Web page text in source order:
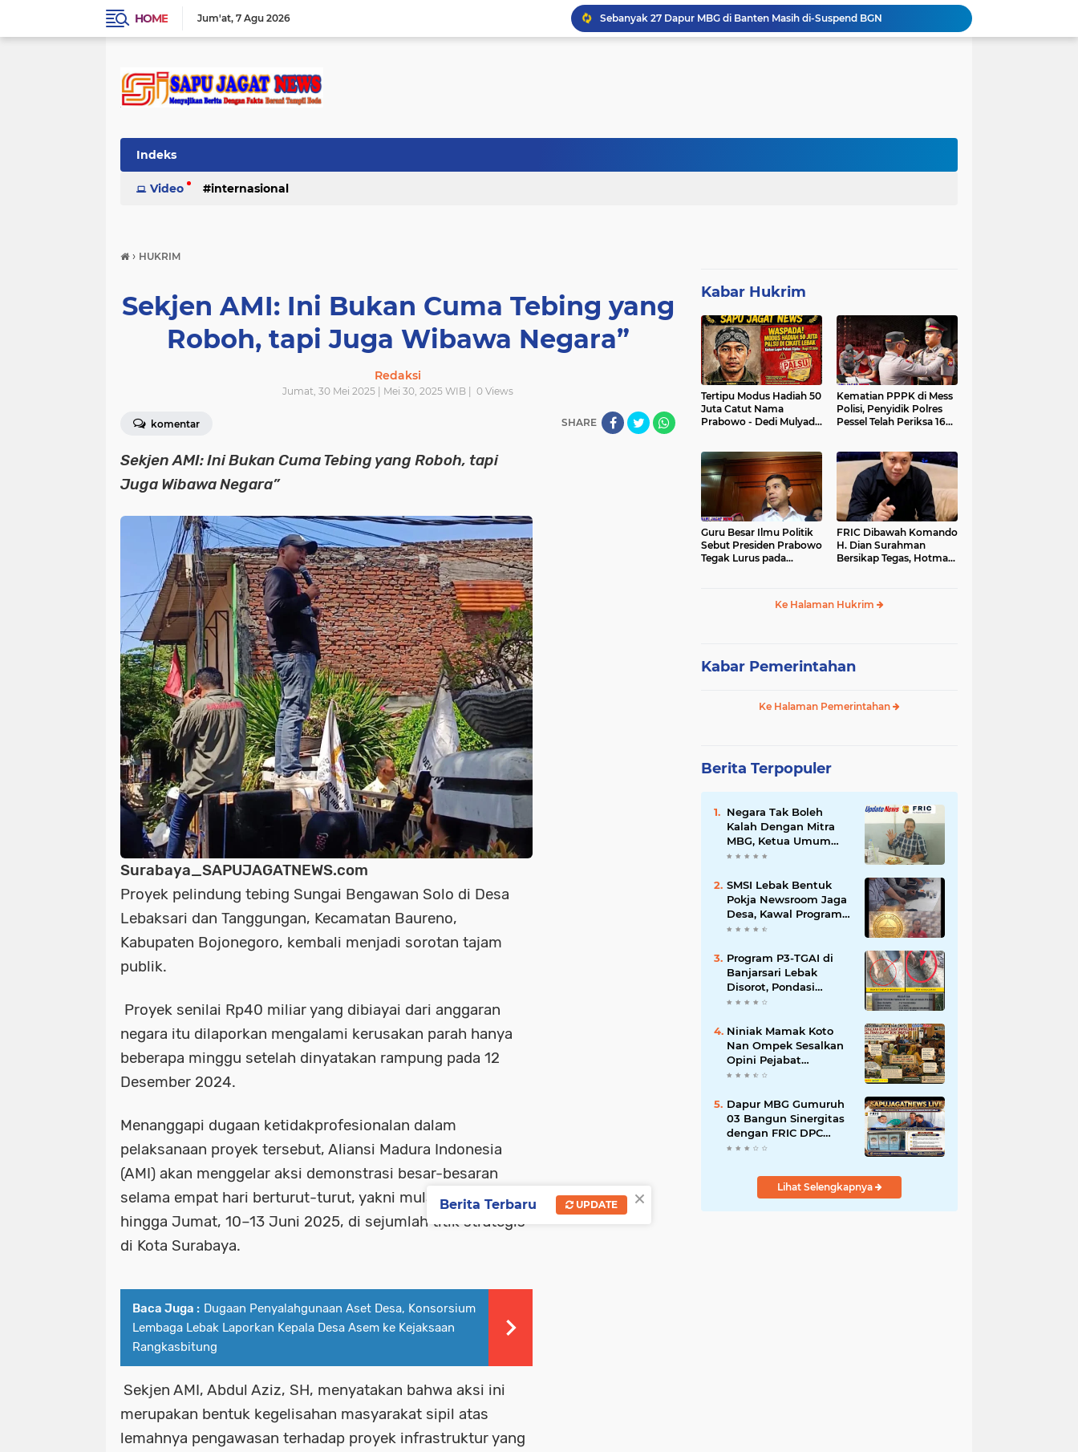
HOME Jum'at 7 Agu 2026
Patroli Malam dan Pengamanan Voli, Koramil Bulukerto Jaga Kondusivitas Wilayah
Polemik UHC di PKM Pemandegan Lebak Terjawab: Ini Beda UHC dan Kapitasi Serta Aturan Status Aktif Versi BPJS
Indeks
Video internasional
› HUKRIM
Sekjen AMI: Ini Bukan Cuma Tebing yang
Roboh, tapi Juga Wibawa Negara”
Redaksi
Jumat, 30 Mei 2025 | Mei 30, 2025 WIB | 0 Views
komentar SHARE
Sekjen AMI: Ini Bukan Cuma Tebing yang Roboh, tapi
Juga Wibawa Negara”
Surabaya_SAPUJAGATNEWS.com
Proyek pelindung tebing Sungai Bengawan Solo di Desa
Lebaksari dan Tanggungan, Kecamatan Baureno,
Kabupaten Bojonegoro, kembali menjadi sorotan tajam
publik.
Proyek senilai Rp40 miliar yang dibiayai dari anggaran
negara itu dilaporkan mengalami kerusakan parah hanya
beberapa minggu setelah dinyatakan rampung pada 12
Desember 2024.
Menanggapi dugaan ketidakprofesionalan dalam
pelaksanaan proyek tersebut, Aliansi Madura Indonesia
(AMI) akan menggelar aksi demonstrasi besar-besaran
selama empat hari berturut-turut, yakni mulai Selasa
hingga Jumat, 10–13 Juni 2025, di sejumlah titik strategis
di Kota Surabaya.
Baca Juga : Dugaan Penyalahgunaan Aset Desa, Konsorsium
Lembaga Lebak Laporkan Kepala Desa Asem ke Kejaksaan
Rangkasbitung
Sekjen AMI, Abdul Aziz, SH, menyatakan bahwa aksi ini
merupakan bentuk kegelisahan masyarakat sipil atas
lemahnya pengawasan terhadap proyek infrastruktur yang
Kabar Hukrim
Tertipu Modus Hadiah 50
Juta Catut Nama
Prabowo - Dedi Mulyadi,
Juta Lebih
Kematian PPPK di Mess
Polisi, Penyidik Polres
Pessel Telah Periksa 16
Guru Besar Ilmu Politik
Sebut Presiden Prabowo
Tegak Lurus pada
FRIC Dibawah Komando
H. Dian Surahman
Bersikap Tegas, Hotman
Merendahkan Wartawan
Ke Halaman Hukrim
Kabar Pemerintahan
Ke Halaman Pemerintahan
Berita Terpopuler
Negara Tak Boleh
Kalah Dengan Mitra
MBG, Ketua Umum
APKLI-P: Silahkan
Kantin Sekolah
SMSI Lebak Bentuk
Pokja Newsroom Jaga
Desa, Kawal Program
Desa Agar Bisa Maju
Program P3-TGAI di
Banjarsari Lebak
Disorot, Pondasi
Diduga Terisi Tanah,
Sanksi Berat Hingga
Pidana
Niniak Mamak Koto
Nan Ompek Sesalkan
Opini Pejabat
Payakumbuh Soal
Jabatan
Dapur MBG Gumuruh
03 Bangun Sinergitas
dengan FRIC DPC
Kabupaten Lebak,
SOP BGN Pusat
Lihat Selengkapnya
×
Berita Terbaru UPDATE